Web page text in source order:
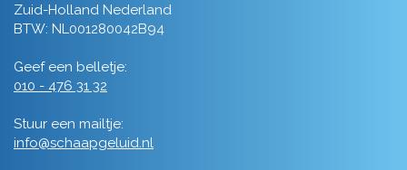
Zuid-Holland Nederland
BTW: NL001280042B94
Geef een belletje:
010 - 476 31 32
Stuur een mailtje:
info@schaapgeluid.nl